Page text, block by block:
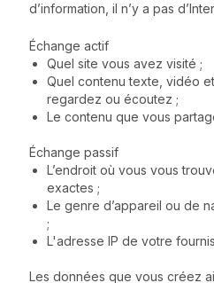
d’information, il n’y a pas
Échange actif
Quel site vous avez visité ;
Quel contenu texte, vidéo
regardez ou écoutez ;
Le contenu que vous
Échange passif
L’endroit où vous vous
exactes ;
Le genre d’appareil ou de
;
L'adresse IP de votre
Les données que vous créez